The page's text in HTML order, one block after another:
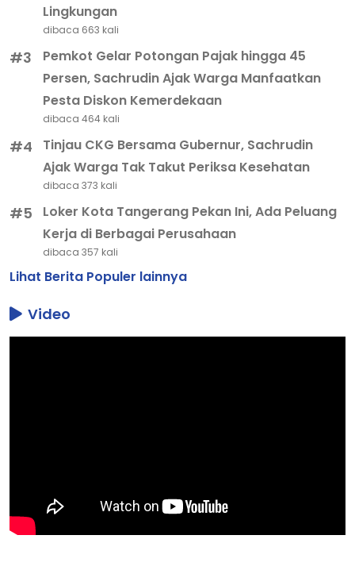
Lingkungan
dibaca 663 kali
#3
Pemkot Gelar Potongan Pajak hingga 45
Persen, Sachrudin Ajak Warga Manfaatkan
Pesta Diskon Kemerdekaan
dibaca 464 kali
#4
Tinjau CKG Bersama Gubernur, Sachrudin
Ajak Warga Tak Takut Periksa Kesehatan
dibaca 373 kali
#5
Loker Kota Tangerang Pekan Ini, Ada Peluang
Kerja di Berbagai Perusahaan
dibaca 357 kali
Lihat Berita Populer lainnya
Video